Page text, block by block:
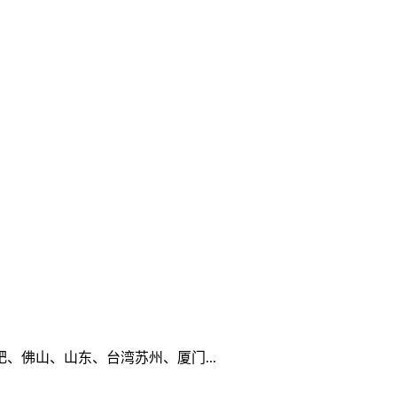
佛山、山东、台湾苏州、厦门...